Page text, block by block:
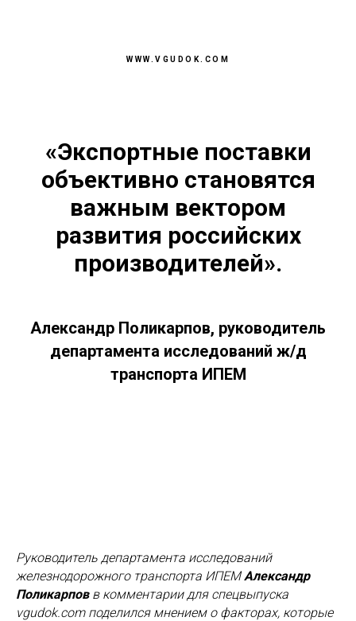
WWW.VGUDOK.COM
«Экспортные поставки
объективно становятся
важным вектором
развития российских
производителей».
Александр Поликарпов, руководитель
департамента исследований ж/д
транспорта ИПЕМ
Руководитель департамента исследований
железнодорожного транспорта ИПЕМАлександр
Поликарповв комментарии для спецвыпуска
vgudok.com поделился мнением о факторах, которые